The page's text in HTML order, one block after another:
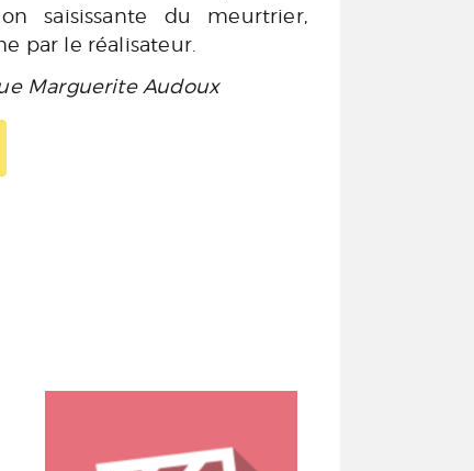
saisissante du meurtrier,
par le réalisateur.
Marguerite Audoux